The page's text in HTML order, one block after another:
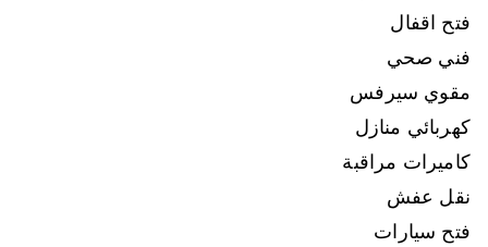
فتح اقفال
فني صحي
مقوي سيرفس
كهربائي منازل
كاميرات مراقبة
نقل عفش
فتح سيارات